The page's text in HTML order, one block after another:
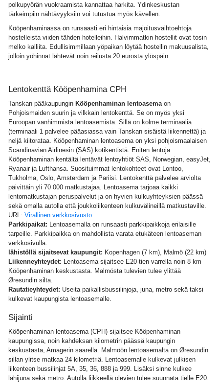
polkupyörän vuokraamista kannattaa harkita. Ydinkeskustan
tärkeimpiin nähtävyyksiin voi tutustua myös kävellen.
Kööpenhaminassa on runsaasti eri hintaisia majoitusvaihtoehtoja
hostelleista viiden tähden hotelleihin. Halvimmatkin hostellit ovat tosin
melko kalliita. Edullisimmillaan yöpaikan löytää hostellin makuusalista,
jolloin yöhinnat lähtevät noin reilusta 20 eurosta ylöspäin.
Lentokenttä Kööpenhamina CPH
Tanskan pääkaupungin Kööpenhaminan lentoasemaon
Pohjoismaiden suurin ja vilkkain lentokenttä. Se on myös yksi
Euroopan vanhimmista lentoasemista. Sillä on kolme terminaalia
(terminaali 1 palvelee pääasiassa vain Tanskan sisäistä liikennettä) ja
neljä kiitorataa. Kööpenhaminan lentoasema on yksi pohjoismaalaisen
Scandinavian Airlinesin (SAS) kotikentistä. Eniten lentoja
Kööpenhaminan kentältä lentävät lentoyhtiöt SAS, Norwegian, easyJet,
Ryanair ja Lufthansa. Suosituimmat lentokohteet ovat Lontoo,
Tukholma, Oslo, Amsterdam ja Pariisi. Lentokenttä palvelee arviolta
päivittäin yli 70 000 matkustajaa. Lentoasema tarjoaa kaikki
lentomatkustajan peruspalvelut ja on hyvien kulkuyhteyksien päässä
sekä omalla autolla että joukkoliikenteen kulkuvälineillä matkustaville.
URL: Virallinen verkkosivusto
Parkkipaikat: Lentoasemalla on runsaasti parkkipaikkoja erilaisille
tarpeille. Parkkipaikka on mahdollista varata etukäteen lentoaseman
verkkosivulla.
lähistöllä sijaitsevat kaupungit: Kopenhagen (7 km), Malmö (22 km)
Liikenneyhteydet: Lentoasema sijaitsee E20-tien varrella noin 8 km
Kööpenhaminan keskustasta. Malmösta tulevien tulee ylittää
Øresundin silta.
Rautatieyhteydet: Useita paikallisbussilinjoja, juna, metro sekä taksi
kulkevat kaupungista lentoasemalle.
Sijainti
Kööpenhaminan lentoasema (CPH) sijaitsee Kööpenhaminan
kaupungissa, noin kahdeksan kilometrin päässä kaupungin
keskustasta, Amagerin saarella. Malmöön lentoasemalta on Øresundin
sillan ylitse matkaa 24 kilometriä. Lentoasemalle kulkevat julkisen
liikenteen bussilinjat 5A, 35, 36, 888 ja 999. Lisäksi sinne kulkee
lähijuna sekä metro. Autolla liikkeellä olevien tulee suunnata tielle E20.